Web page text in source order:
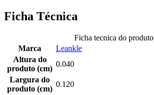
Ficha Técnica
Ficha tecnica do produto
Marca
Leankle
Altura do
produto (cm)
0.040
Largura do
produto (cm)
0.120